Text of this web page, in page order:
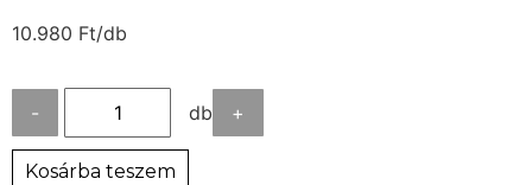
10.980 Ft/db
- db +
Kosárba teszem